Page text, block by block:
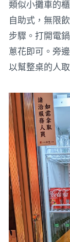
類似小攤車的
自助式，無限
步驟。打開電
蔥花即可。旁
以幫整桌的人